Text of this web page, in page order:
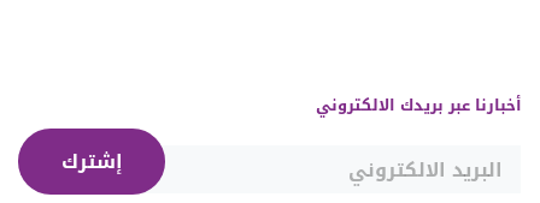
أخبارنا عبر بريدك الالكتروني
إشترك